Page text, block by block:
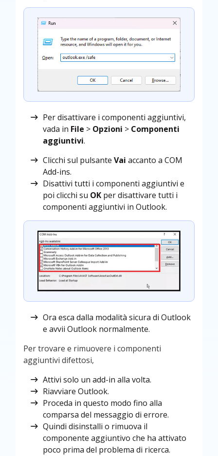
Per disattivare i componenti aggiuntivi,
vada in File > Opzioni > Componenti
aggiuntivi.
Clicchi sul pulsante Vai accanto a COM
Add-ins.
Disattivi tutti i componenti aggiuntivi e
poi clicchi su OK per disattivare tutti i
componenti aggiuntivi in Outlook.
Ora esca dalla modalità sicura di Outlook
e avvii Outlook normalmente.
Per trovare e rimuovere i componenti
aggiuntivi difettosi,
Attivi solo un add-in alla volta.
Riavviare Outlook.
Proceda in questo modo fino alla
comparsa del messaggio di errore.
Quindi disinstalli o rimuova il
componente aggiuntivo che ha attivato
poco prima del problema di ricerca.